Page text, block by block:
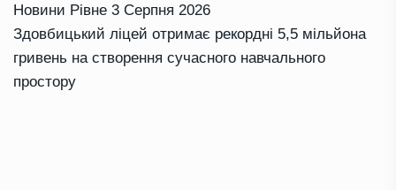
Новини Рівне 3 Серпня 2026
Здовбицький ліцей отримає рекордні 5,5 мільйона
гривень на створення сучасного навчального
простору